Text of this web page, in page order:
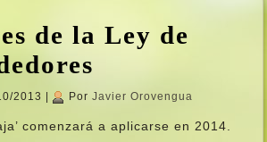
de la Ley de
2013 Por Javier Orovengua
comenzará a aplicarse en 2014.